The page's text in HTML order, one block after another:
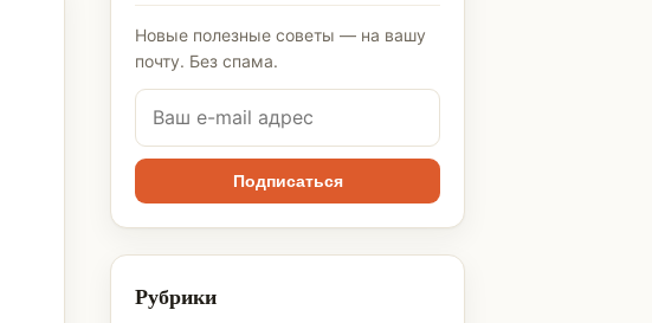
Новые полезные советы — на вашу
почту. Без спама.
Подписаться
Рубрики